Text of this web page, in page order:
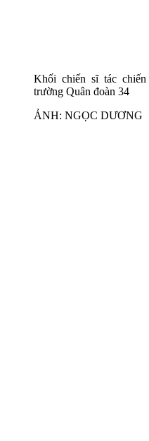
Khối chiến sĩ tác
trường Quân đoàn 34
ẢNH: NGỌC DƯƠNG